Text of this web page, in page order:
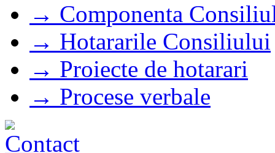
→ Componenta
→ Hotararile Consiliului
→ Proiecte de hotarari
→ Procese verbale